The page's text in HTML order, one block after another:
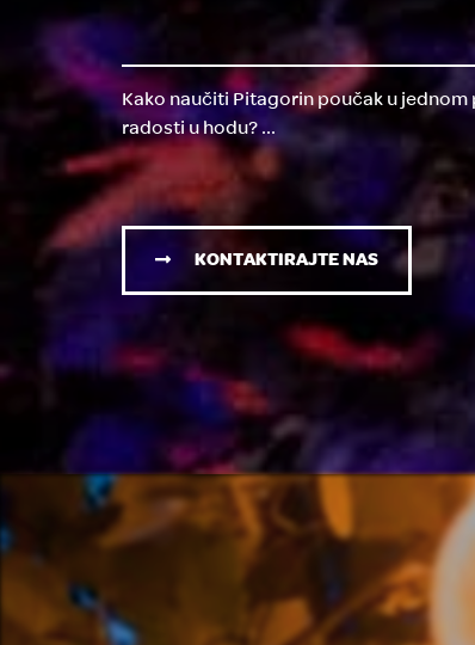
Kako naučiti Pitagorin poučak u
radosti u hodu? ...
KONTAKTIRAJTE NAS